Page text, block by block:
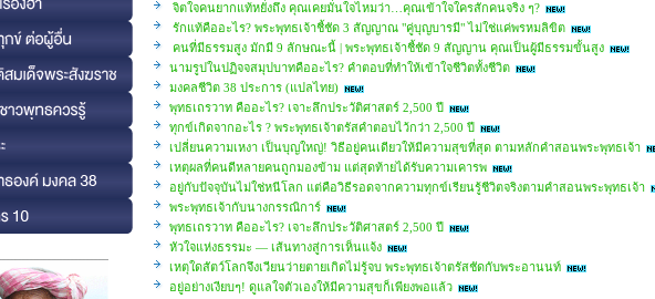
จิตใจคนยากแท้หยั่งถึง คุณเคยมั่นใจไหมว่า…คุณเข้าใจใครสักคนจริง ๆ?
รักแท้คืออะไร? พระพุทธเจ้าชี้ชัด 3 สัญญาณ "คู่บุญบารมี" ไม่ใช่แค่พรหมลิขิต
คนที่มีธรรมสูง มักมี 9 ลักษณะนี้ | พระพุทธเจ้าชี้ชัด 9 สัญญาน คุณเป็นผู้มีธรรมขั้นสูง
นามรูปในปฏิจจสมุปบาทคืออะไร? คำตอบที่ทำให้เข้าใจชีวิตทั้งชีวิต
มงคลชีวิต 38 ประการ (แปลไทย)
พุทธเถรวาท คืออะไร? เจาะลึกประวัติศาสตร์ 2,500 ปี
ทุกข์เกิดจากอะไร ? พระพุทธเจ้าตรัสคำตอบไว้กว่า 2,500 ปี
เปลี่ยนความเหงา เป็นบุญใหญ่! วิธีอยู่คนเดียวให้มีความสุขที่สุด ตามหลักคำสอนพระพุทธเจ้า
เหตุผลที่คนดีหลายคนถูกมองข้าม แต่สุดท้ายได้รับความเคารพ
อยู่กับปัจจุบันไม่ใช่หนีโลก แต่คือวิธีรอดจากความทุกข์เรียนรู้ชีวิตจริงตามคำสอนพระพุทธเจ้า
พระพุทธเจ้ากับนางกรรณิการ์
พุทธเถรวาท คืออะไร? เจาะลึกประวัติศาสตร์ 2,500 ปี
หัวใจแห่งธรรมะ — เส้นทางสู่การเห็นแจ้ง
เหตุใดสัตว์โลกจึงเวียนว่ายตายเกิดไม่รู้จบ พระพุทธเจ้าตรัสชัดกับพระอานนท์
อยู่อย่างเงียบๆ! ดูแลใจตัวเองให้มีความสุขก็เพียงพอแล้ว